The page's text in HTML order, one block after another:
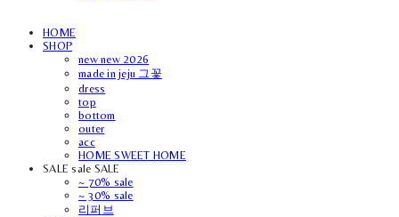
HOME
SHOP
new new 2026
made in jeju 그꽃
dress
top
bottom
outer
acc
HOME SWEET HOME
SALE sale SALE
~ 70% sale
~ 30% sale
리퍼브